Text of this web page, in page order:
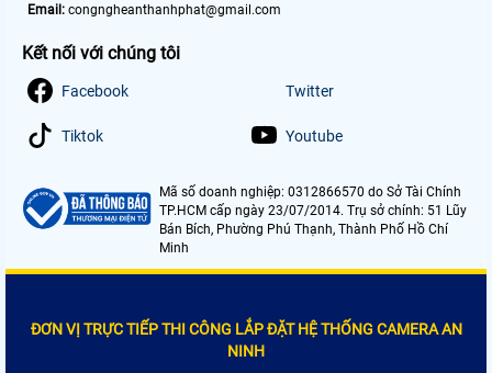
Email: congngheanthanhphat@gmail.com
Kết nối với chúng tôi
Facebook Twitter
Tiktok Youtube
Mã số doanh nghiệp: 0312866570 do Sở Tài Chính
TP.HCM cấp ngày 23/07/2014. Trụ sở chính: 51 Lũy
Bán Bích, Phường Phú Thạnh, Thành Phố Hồ Chí
Minh
ĐƠN VỊ TRỰC TIẾP THI CÔNG LẮP ĐẶT HỆ THỐNG CAMERA AN
NINH